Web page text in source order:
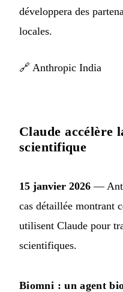
développera des
locales.
🔗 Anthropic India
Claude accélère
scientifique
15 janvier 2026 —
cas détaillée montrant
utilisent Claude pour
scientifiques.
Biomni : un agent